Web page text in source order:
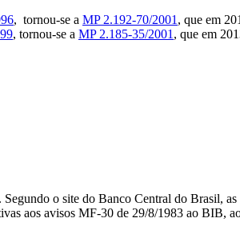
, tornou-se a MP 2.192-70/2001 , que em
, tornou-se a MP 2.185-35/2001 , que em
o site do Banco Central do Brasil, as
aos avisos MF-30 de 29/8/1983 ao BIB,